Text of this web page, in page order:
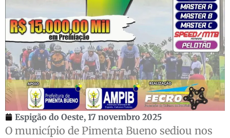
Espigão do Oeste, 17 novembro 2025
O município de Pimenta Bueno sediou nos